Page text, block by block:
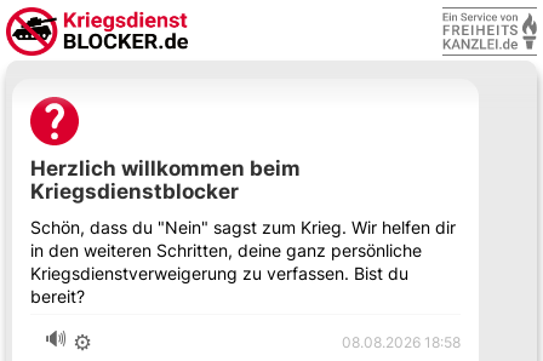
Herzlich willkommen beim
Kriegsdienstblocker
Schön, dass du "Nein" sagst zum Krieg. Wir helfen dir
in den weiteren Schritten, deine ganz persönliche
Kriegsdienstverweigerung zu verfassen. Bist du
bereit?
🔊 ⚙️ 08.08.2026 18:58